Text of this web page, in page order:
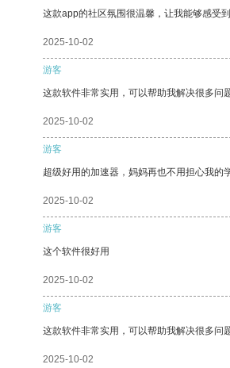
这款app的社区氛围很温馨，让我能够感受到
2025-10-02
游客
这款软件非常实用，可以帮助我解决很多问
2025-10-02
游客
超级好用的加速器，妈妈再也不用担心我的
2025-10-02
游客
这个软件很好用
2025-10-02
游客
这款软件非常实用，可以帮助我解决很多问题
2025-10-02